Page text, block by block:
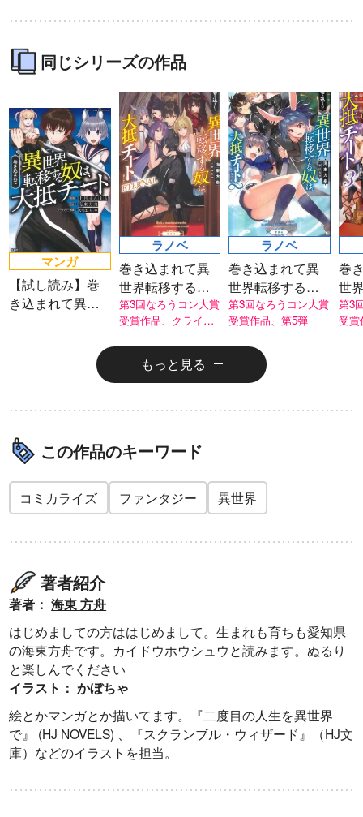
魔法少女育成計
画
2026年秋、TVアニメ
『魔法少女育成計画
restart』放送決定！
マンガ
愛蔵版 花ぶらん
こゆれて
太刀掛秀子の名作が
紙で復刊！
マンガ
【試し読み】異
世界でも鍵屋さ
ん
異世界お仕事ファン
タジー、最終第10巻
好評発売中！
ヒ
（
上下
売中
同じシリーズの作品
マンガ
【試し読み】巻
き込まれて異世
ラノベ
巻き込まれて異
世界転移する奴
は、大抵チート
ETERNAL
第3回なろうコン大賞
受賞作品、クライ
ラノベ
巻き込まれて異
世界転移する奴
は、大抵チート
∞（インフィニ
ティ）
第3回なろうコン大賞
受賞作品、第5弾
巻
世
は
第3
受賞
もっと見る
この作品のキーワード
コミカライズ ファンタジー 異世界
著者紹介
著者：海東 方舟
はじめましての方ははじめまして。生まれも育ちも愛知県
の海東方舟です。カイドウホウシュウと読みます。ぬるり
と楽しんでください
イラスト：かぼちゃ
絵とかマンガとか描いてます。『二度目の人生を異世界
で』 (HJ NOVELS) 、『スクランブル・ウィザード』（HJ文
庫）などのイラストを担当。